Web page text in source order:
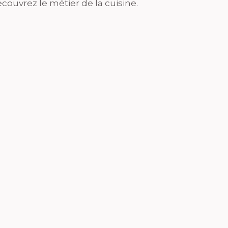
le métier de la cuisine.